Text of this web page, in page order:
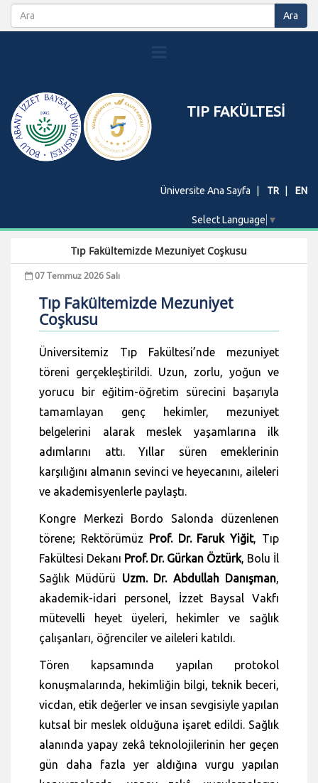
TIP FAKÜLTESİ
Üniversite Ana Sayfa TR EN
Select Language ▼
Tıp Fakültemizde Mezuniyet Coşkusu
07 Temmuz 2026 Salı
Tıp Fakültemizde Mezuniyet
Coşkusu
Üniversitemiz Tıp Fakültesi’nde mezuniyet
töreni gerçekleştirildi. Uzun, zorlu, yoğun ve
yorucu bir eğitim-öğretim sürecini başarıyla
tamamlayan genç hekimler, mezuniyet
belgelerini alarak meslek yaşamlarına ilk
adımlarını attı. Yıllar süren emeklerinin
karşılığını almanın sevinci ve heyecanını, aileleri
ve akademisyenlerle paylaştı.
Kongre Merkezi Bordo Salonda düzenlenen
törene; Rektörümüz Prof. Dr. Faruk Yiğit, Tıp
Fakültesi Dekanı Prof. Dr. Gürkan Öztürk, Bolu İl
Sağlık Müdürü Uzm. Dr. Abdullah Danışman,
akademik-idari personel, İzzet Baysal Vakfı
mütevelli heyet üyeleri, hekimler ve sağlık
çalışanları, öğrenciler ve aileleri katıldı.
Tören kapsamında yapılan protokol
konuşmalarında, hekimliğin bilgi, teknik beceri,
vicdan, etik değerler ve insan sevgisiyle yapılan
kutsal bir meslek olduğuna işaret edildi. Sağlık
alanında yapay zekâ teknolojilerinin her geçen
gün daha fazla yer aldığına vurgu yapılan